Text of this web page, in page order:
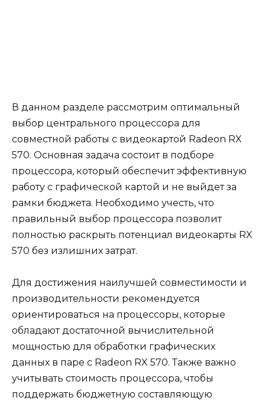
В данном разделе рассмотрим оптимальный
выбор центрального процессора для
совместной работы с видеокартой Radeon RX
570. Основная задача состоит в подборе
процессора, который обеспечит эффективную
работу с графической картой и не выйдет за
рамки бюджета. Необходимо учесть, что
правильный выбор процессора позволит
полностью раскрыть потенциал видеокарты RX
570 без излишних затрат.
Для достижения наилучшей совместимости и
производительности рекомендуется
ориентироваться на процессоры, которые
обладают достаточной вычислительной
мощностью для обработки графических
данных в паре с Radeon RX 570. Также важно
учитывать стоимость процессора, чтобы
поддержать бюджетную составляющую